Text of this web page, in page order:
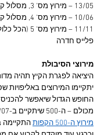
13/05 – מירוץ מס' 3, מסלול קארטינג פלייס ראשל"צ
10/06 – מירוץ מס' 4, מסלול קארטינג פלייס חדרה
11/11 – מירוץ
פלייס חדרה
מירוצי הסיבולת
היציאה לפגרת הקיץ תהיה
יתקיימו המירוצים באליפויות
החופש הגדול שיאפשר
מכולם – ה-500 שיתקיים ב-15/07. גרסת 2024 של
מירוץ ה-500 הקפות
התקיימה